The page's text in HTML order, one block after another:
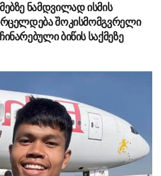
ნამდვილად ისმის
შოკისმომგვრელი
ბიწის საქმეზე